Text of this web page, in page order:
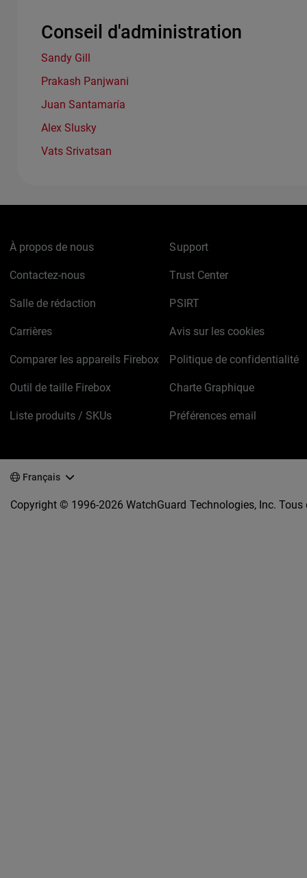
Conseil d'administration
Sandy Gill
Prakash Panjwani
Juan Santamaría
Alex Slusky
Vats Srivatsan
À propos de nous
Contactez-nous
Salle de rédaction
Carrières
Comparer les appareils Firebox
Outil de taille Firebox
Liste produits / SKUs
Support
Trust Center
PSIRT
Avis sur les cookies
Politique de confidentialité
Charte Graphique
Préférences email
Français
Copyright © 1996-2026 WatchGuard Technologies, Inc.